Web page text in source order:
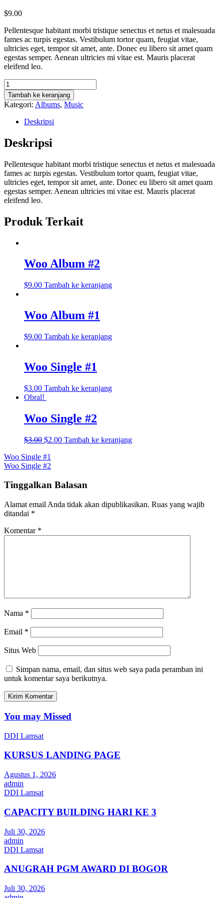
$9.00
Pellentesque habitant morbi tristique senectus et netus et malesuada
fames ac turpis egestas. Vestibulum tortor quam, feugiat vitae,
ultricies eget, tempor sit amet, ante. Donec eu libero sit amet quam
egestas semper. Aenean ultricies mi vitae est. Mauris placerat
eleifend leo.
Kuantitas
Woo
Album
#4
Tambah ke keranjang
Kategori: Albums, Music
Deskripsi
Deskripsi
Pellentesque habitant morbi tristique senectus et netus et malesuada
fames ac turpis egestas. Vestibulum tortor quam, feugiat vitae,
ultricies eget, tempor sit amet, ante. Donec eu libero sit amet quam
egestas semper. Aenean ultricies mi vitae est. Mauris placerat
eleifend leo.
Produk Terkait
Woo Album #2
$9.00 Tambah ke keranjang
Woo Album #1
$9.00 Tambah ke keranjang
Woo Single #1
$3.00 Tambah ke keranjang
Obral!
Woo Single #2
$3.00 Harga
adalah:
$3.00.
$2.00Harga
Tambah ke keranjang
Navigasi
pos
Woo Single #1
Woo Single #2
Tinggalkan Balasan
Alamat email Anda tidak akan dipublikasikan. Ruas yang wajib
ditandai *
Komentar *
Nama *
Email *
Situs Web
Simpan nama, email, dan situs web saya pada peramban ini
untuk komentar saya berikutnya.
You may Missed
DDI Lamsat
KURSUS LANDING PAGE
Agustus 1, 2026
admin
DDI Lamsat
CAPACITY BUILDING HARI KE 3
Juli 30, 2026
admin
DDI Lamsat
ANUGRAH PGM AWARD DI BOGOR
Juli 30, 2026